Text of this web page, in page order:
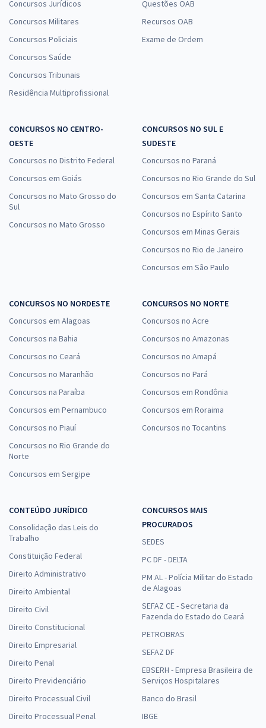
Concursos Jurídicos
Concursos Militares
Concursos Policiais
Concursos Saúde
Concursos Tribunais
Residência Multiprofissional
Questões OAB
Recursos OAB
Exame de Ordem
CONCURSOS NO CENTRO-
OESTE
Concursos no Distrito Federal
Concursos em Goiás
Concursos no Mato Grosso do
Sul
Concursos no Mato Grosso
CONCURSOS NO SUL E
SUDESTE
Concursos no Paraná
Concursos no Rio Grande do Sul
Concursos em Santa Catarina
Concursos no Espírito Santo
Concursos em Minas Gerais
Concursos no Rio de Janeiro
Concursos em São Paulo
CONCURSOS NO NORDESTE
Concursos em Alagoas
Concursos na Bahia
Concursos no Ceará
Concursos no Maranhão
Concursos na Paraíba
Concursos em Pernambuco
Concursos no Piauí
Concursos no Rio Grande do
Norte
Concursos em Sergipe
CONCURSOS NO NORTE
Concursos no Acre
Concursos no Amazonas
Concursos no Amapá
Concursos no Pará
Concursos em Rondônia
Concursos em Roraima
Concursos no Tocantins
CONTEÚDO JURÍDICO
Consolidação das Leis do
Trabalho
Constituição Federal
Direito Administrativo
Direito Ambiental
Direito Civil
Direito Constitucional
Direito Empresarial
Direito Penal
Direito Previdenciário
Direito Processual Civil
Direito Processual Penal
CONCURSOS MAIS
PROCURADOS
SEDES
PC DF - DELTA
PM AL - Polícia Militar do Estado
de Alagoas
SEFAZ CE - Secretaria da
Fazenda do Estado do Ceará
PETROBRAS
SEFAZ DF
EBSERH - Empresa Brasileira de
Serviços Hospitalares
Banco do Brasil
IBGE